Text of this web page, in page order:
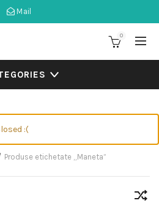
Mail
0
:(
Produse etichetate „Maneta”